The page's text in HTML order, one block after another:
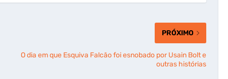
PRÓXIMO
O dia em que Esquiva Falcão foi esnobado por Usain Bolt e
outras histórias